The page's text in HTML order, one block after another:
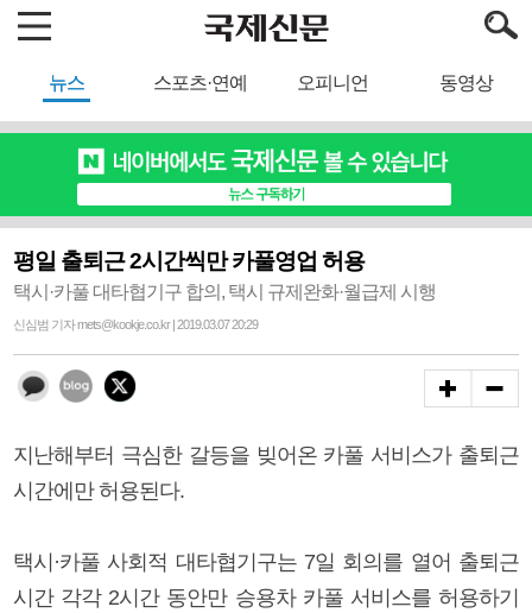
뉴스 스포츠·연예 오피니언 동영상
평일 출퇴근 2시간씩만 카풀영업 허용
택시·카풀 대타협기구 합의, 택시 규제완화·월급제 시행
신심범 기자 mets@kookje.co.kr | 2019.03.07 20:29
지난해부터 극심한 갈등을 빚어온 카풀 서비스가 출퇴근
시간에만 허용된다.
택시·카풀 사회적 대타협기구는 7일 회의를 열어 출퇴근
시간 각각 2시간 동안만 승용차 카풀 서비스를 허용하기